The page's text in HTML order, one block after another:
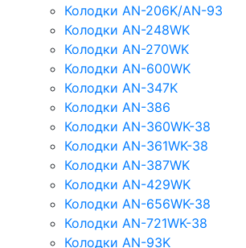
Колодки AN-206K/AN-93
Колодки AN-248WK
Колодки AN-270WK
Колодки AN-600WK
Колодки AN-347K
Колодки AN-386
Колодки AN-360WK-38
Колодки AN-361WK-38
Колодки AN-387WK
Колодки AN-429WK
Колодки AN-656WK-38
Колодки AN-721WK-38
Колодки AN-93K